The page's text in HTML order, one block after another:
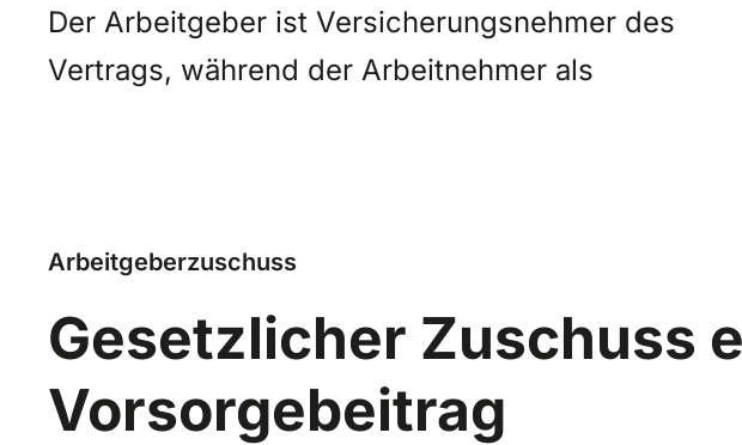
Der Arbeitgeber ist Versicherungsnehmer des
Vertrags, während der Arbeitnehmer als
Arbeitgeberzuschuss
Gesetzlicher Zuschuss
Vorsorgebeitrag